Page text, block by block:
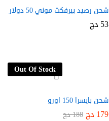
شحن رصيد بيرفكت موني 50 دولار
53 دج
Out Of Stock
شحن بايسرا 150 اورو
179 دج 188 دج